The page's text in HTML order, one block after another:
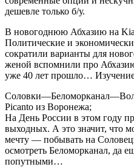
дешевле только б/у.
В новогоднюю Абхазию на
Политические и
сократили варианты для
женой вспомнили про
уже 40 лет прошло…
Picanto из Воронежа;
На День России в этом году
выходных. А это значит, что
мечту — побывать на
осмотреть Беломорканал, да
попутными…